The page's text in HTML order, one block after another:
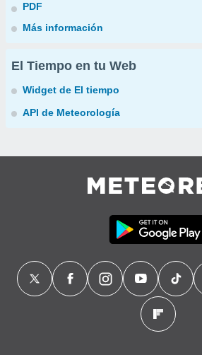
PDF
Más información
El Tiempo en tu Web
Widget de El tiempo
API de Meteorología